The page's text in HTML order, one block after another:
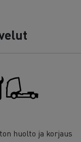
huolto ja korjaus